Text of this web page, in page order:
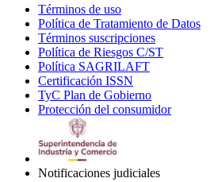
Términos de uso
in
new
window
Política de Tratamiento de Datos
Términos suscripciones
in
Política de Riesgos C/ST
Política SAGRILAFT
new
window
Certificación ISSN
in
new
TyC Plan de Gobierno
in
Protección del consumidorOpens
Notificaciones judiciales